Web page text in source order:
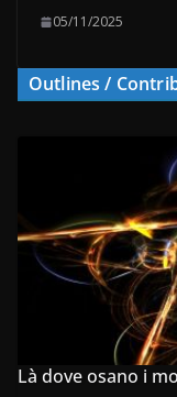
05/11/2025
Outlines /
Là dove osano i